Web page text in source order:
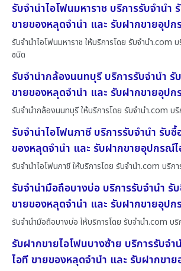
รับจำนำไอโฟนมหาราช บริการรับจำน
ขายของหลุดจำนำ และ รับฝากขายอุป
รับจำนำไอโฟนมหาราช ให้บริการโดย รับจํานํา.com
ชนิด
รับจำนำกล้องนนทบุรี บริการรับจำนำ
ขายของหลุดจำนำ และ รับฝากขายอุป
รับจำนำกล้องนนทบุรี ให้บริการโดย รับจํานํา.com บ
รับจำนำไอโฟนภาชี บริการรับจำนำ รับ
ของหลุดจำนำ และ รับฝากขายอุปกรณ์
รับจำนำไอโฟนภาชี ให้บริการโดย รับจํานํา.com บริก
รับจำนำมือถือบางบ่อ บริการรับจำนำ
ขายของหลุดจำนำ และ รับฝากขายอุป
รับจำนำมือถือบางบ่อ ให้บริการโดย รับจํานํา.com บ
รับฝากขายไอโฟนบางซ้าย บริการรับจ
ไอที ขายของหลุดจำนำ และ รับฝากขา